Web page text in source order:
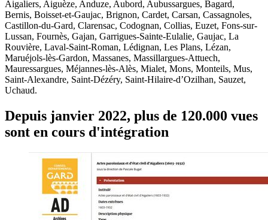
Aigaliers, Aiguèze, Anduze, Aubord, Aubussargues, Bagard,
Bernis, Boisset-et-Gaujac, Brignon, Cardet, Carsan, Cassagnoles,
Castillon-du-Gard, Clarensac, Codognan, Collias, Euzet, Fons-sur-
Lussan, Fournès, Gajan, Garrigues-Sainte-Eulalie, Gaujac, La
Rouvière, Laval-Saint-Roman, Lédignan, Les Plans, Lézan,
Maruéjols-lès-Gardon, Massanes, Massillargues-Attuech,
Mauressargues, Méjannes-lès-Alès, Mialet, Mons, Monteils, Mus,
Saint-Alexandre, Saint-Dézéry, Saint-Hilaire-d’Ozilhan, Sauzet,
Uchaud.
Depuis janvier 2022, plus de 120.000 vues
sont en cours d'intégration